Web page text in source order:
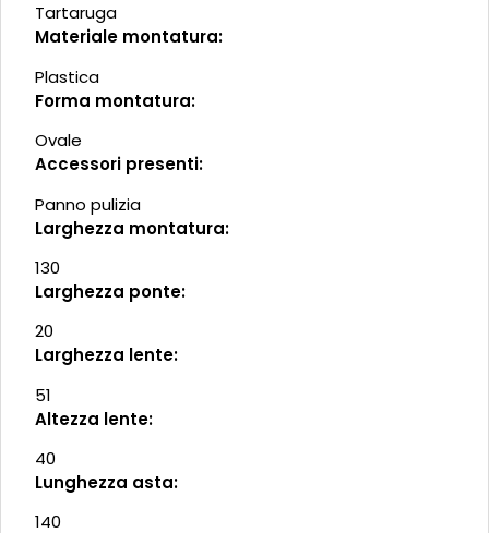
Tartaruga
Materiale montatura:
Plastica
Forma montatura:
Ovale
Accessori presenti:
Panno pulizia
Larghezza montatura:
130
Larghezza ponte:
20
Larghezza lente:
51
Altezza lente:
40
Lunghezza asta:
140